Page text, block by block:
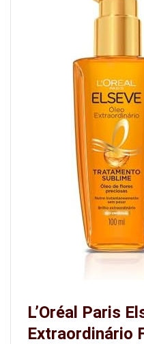
L’Oréal Paris
Extraordinário